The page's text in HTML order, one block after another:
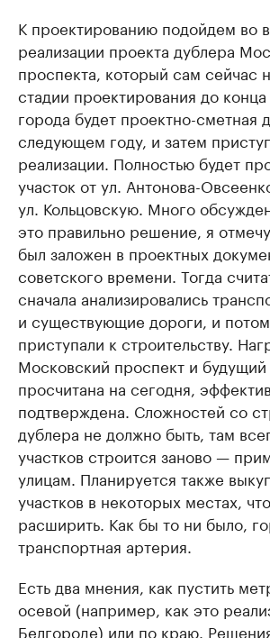
К проектированию подойдем во
реализации проекта дублера
проспекта, который сам сейчас
стадии проектирования до
города будет проектно-сметная
следующем году, и затем
реализации. Полностью будет
участок от ул. Антонова-
ул. Кольцовскую. Много
это правильно решение, я
был заложен в проектных
советского времени. Тогда
сначала анализировались
и существующие дороги, и
приступали к строительству.
Московский проспект и
просчитана на сегодня,
подтверждена. Сложностей со
дублера не должно быть, там
участков строится заново —
улицам. Планируется также
участков в некоторых местах,
расширить. Как бы то ни было,
транспортная артерия.
Есть два мнения, как пустить
осевой (например, как это
Белгороде) или по краю.